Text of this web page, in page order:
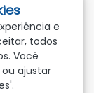
78870-000
e
todos
Você
ajustar